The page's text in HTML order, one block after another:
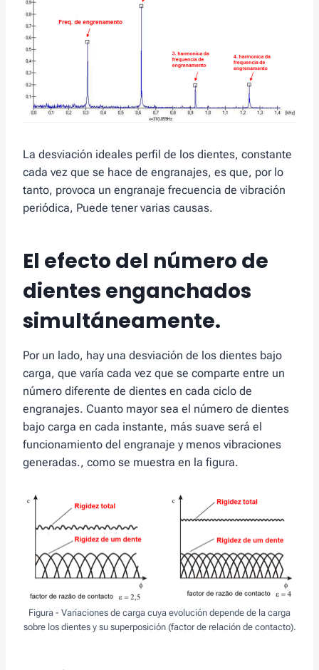
La desviación ideales perfil de los dientes, constante
cada vez que se hace de engranajes, es que, por lo
tanto, provoca un engranaje frecuencia de vibración
periódica, Puede tener varias causas.
El efecto del número de
dientes enganchados
simultáneamente.
Por un lado, hay una desviación de los dientes bajo
carga, que varía cada vez que se comparte entre un
número diferente de dientes en cada ciclo de
engranajes. Cuanto mayor sea el número de dientes
bajo carga en cada instante, más suave será el
funcionamiento del engranaje y menos vibraciones
generadas., como se muestra en la figura.
Figura - Variaciones de carga cuya evolución depende de la carga
sobre los dientes y su superposición (factor de relación de contacto).